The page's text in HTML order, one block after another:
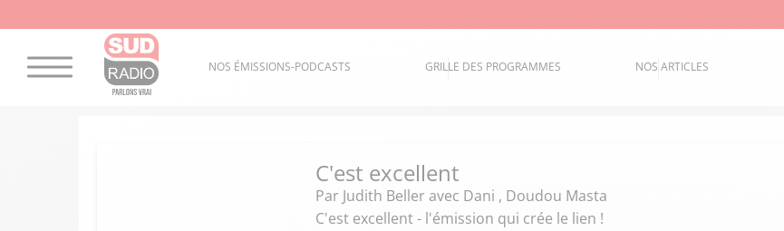
NOS ÉMISSIONS-PODCASTS GRILLE DES PROGRAMMES NOS ARTICLES
C'est excellent
Par Judith Beller avec Dani , Doudou Masta
C'est excellent - l'émission qui crée le lien !